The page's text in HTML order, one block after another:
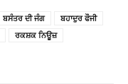
ਬਸੰਤਰ ਦੀ ਜੰਗ
ਬਹਾਦੁਰ ਫੌਜੀ
ਰਕਸ਼ਕ ਨਿਊਜ਼